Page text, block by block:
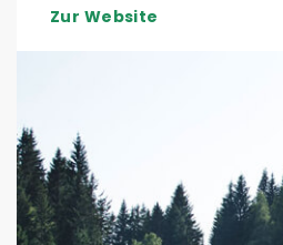
Zur Website